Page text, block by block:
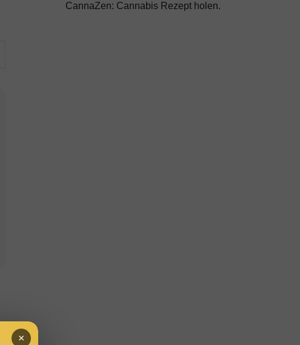
CannaZen: Cannabis Rezept holen.
×